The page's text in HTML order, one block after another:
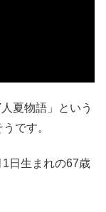
夏物語」という
です。
日生まれの67歳